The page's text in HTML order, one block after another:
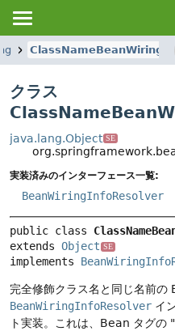
クラス
java.lang.Object SE
実装済みのインターフェース一覧:
BeanWiringInfoResolver
public class
extends Object SE
implements
完全修飾クラス名と同じ名前の
BeanWiringInfoResolver イ
ト実装。これは、Bean タグの